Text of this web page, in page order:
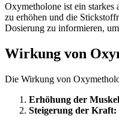
Oxymetholone ist ein
zu erhöhen und die
Dosierung zu informieren,
Wirkung von
Die Wirkung von
Erhöhung der
Steigerung der Kraft: